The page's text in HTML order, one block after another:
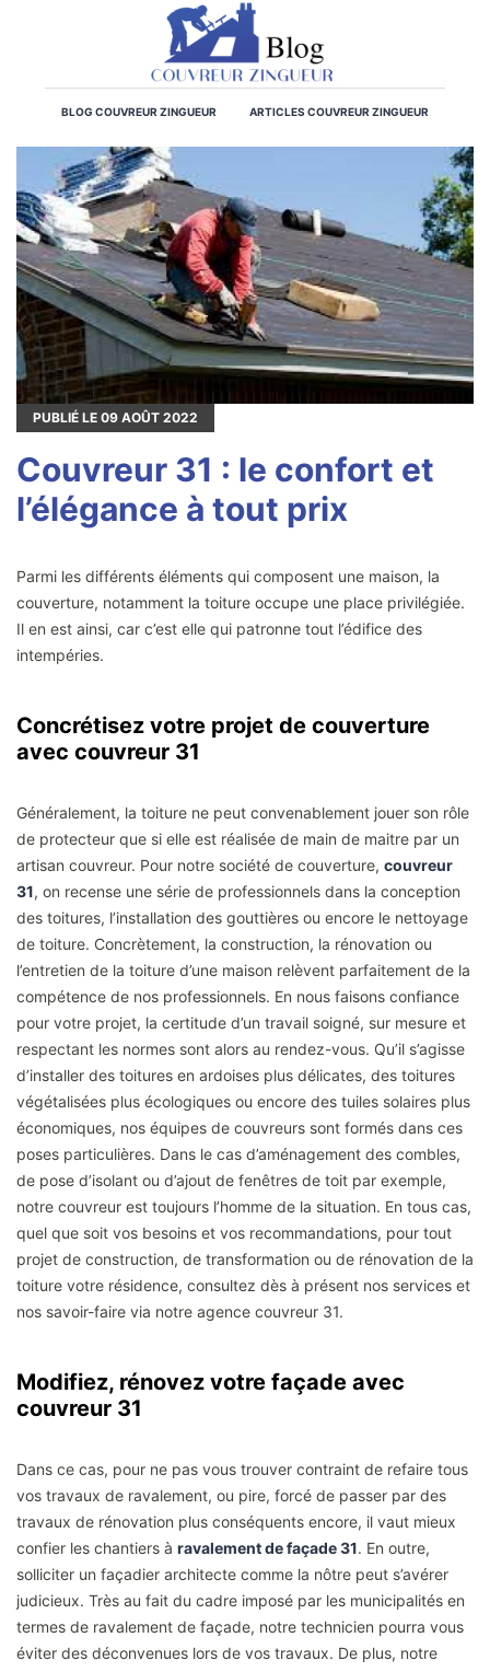
BLOG COUVREUR ZINGUEUR ARTICLES COUVREUR ZINGUEUR
PUBLIÉ LE 09 AOÛT 2022
Couvreur 31 : le confort et
l’élégance à tout prix
Parmi les différents éléments qui composent une maison, la
couverture, notamment la toiture occupe une place privilégiée.
Il en est ainsi, car c’est elle qui patronne tout l’édifice des
intempéries.
Concrétisez votre projet de couverture
avec couvreur 31
Généralement, la toiture ne peut convenablement jouer son rôle
de protecteur que si elle est réalisée de main de maitre par un
artisan couvreur. Pour notre société de couverture, couvreur
31, on recense une série de professionnels dans la conception
des toitures, l’installation des gouttières ou encore le nettoyage
de toiture. Concrètement, la construction, la rénovation ou
l’entretien de la toiture d’une maison relèvent parfaitement de la
compétence de nos professionnels. En nous faisons confiance
pour votre projet, la certitude d’un travail soigné, sur mesure et
respectant les normes sont alors au rendez-vous. Qu’il s’agisse
d’installer des toitures en ardoises plus délicates, des toitures
végétalisées plus écologiques ou encore des tuiles solaires plus
économiques, nos équipes de couvreurs sont formés dans ces
poses particulières. Dans le cas d’aménagement des combles,
de pose d’isolant ou d’ajout de fenêtres de toit par exemple,
notre couvreur est toujours l’homme de la situation. En tous cas,
quel que soit vos besoins et vos recommandations, pour tout
projet de construction, de transformation ou de rénovation de la
toiture votre résidence, consultez dès à présent nos services et
nos savoir-faire via notre agence couvreur 31.
Modifiez, rénovez votre façade avec
couvreur 31
Dans ce cas, pour ne pas vous trouver contraint de refaire tous
vos travaux de ravalement, ou pire, forcé de passer par des
travaux de rénovation plus conséquents encore, il vaut mieux
confier les chantiers à ravalement de façade 31. En outre,
solliciter un façadier architecte comme la nôtre peut s’avérer
judicieux. Très au fait du cadre imposé par les municipalités en
termes de ravalement de façade, notre technicien pourra vous
éviter des déconvenues lors de vos travaux. De plus, notre